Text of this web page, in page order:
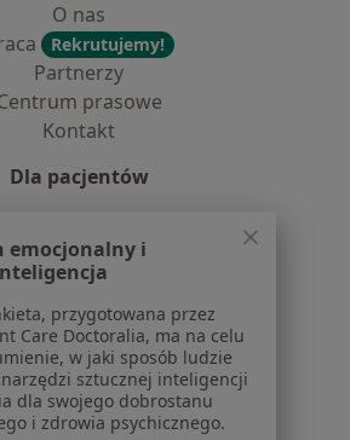
O nas
Rekrutujemy!
Partnerzy
prasowe
Kontakt
Dla pacjentów
medyczne
i odpowiedzi
Usługi i zabiegi
Choroby
Pomoc
Aplikacje mobilne
dla pacjentów
emocjonalny i
przygotowana przez
Care Doctoralia, ma na celu
w jaki sposób ludzie
sztucznej inteligencji
dla swojego dobrostanu
i zdrowia psychicznego.